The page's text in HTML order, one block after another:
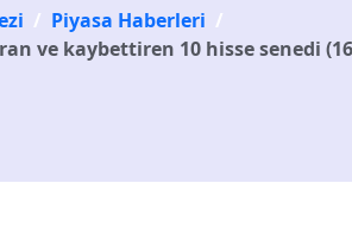
/ Piyasa Haberleri /
ve kaybettiren 10 hisse senedi